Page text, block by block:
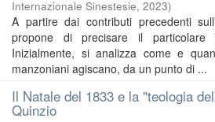
Internazionale Sinestesie, 2023)
A partire dai contributi precedenti
propone di precisare il particolare
Inizialmente, si analizza come e
manzoniani agiscano, da un punto di ...
Il Natale del 1833 e la "teologia
Quinzio